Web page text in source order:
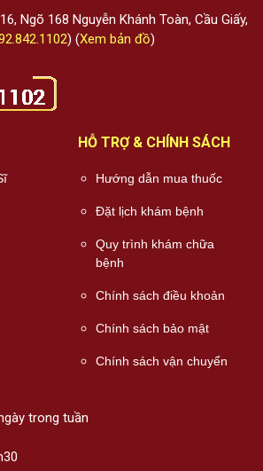
Ngõ 168 Nguyễn Khánh Toàn, Cầu Giấy,
) (Xem bản đồ)
HỖ TRỢ & CHÍNH SÁCH
Hướng dẫn mua thuốc
Đặt lịch khám bệnh
Quy trình khám chữa
bệnh
Chính sách điều khoản
Chính sách bảo mật
Chính sách vận chuyển
trong tuần